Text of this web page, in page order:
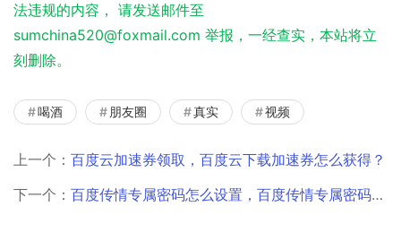
法违规的内容， 请发送邮件至
sumchina520@foxmail.com 举报，一经查实，本站将立
刻删除。
喝酒 朋友圈 真实 视频
上一个： 百度云加速券领取，百度云下载加速券怎么获得？
下一个： 百度传情专属密码怎么设置，百度传情专属密码是多少？